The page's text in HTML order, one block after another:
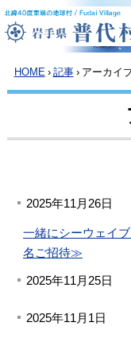
HOME › 記事 › アーカイ
2025年11月26日
一緒にシーウェイ
名ご招待≫
2025年11月25日
2025年11月1日